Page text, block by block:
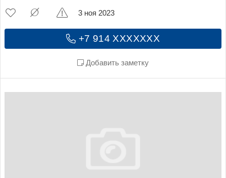
+7 914 XXXXXXX
Добавить заметку
3 ноя 2023